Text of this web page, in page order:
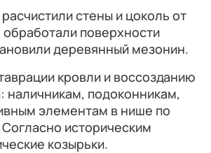
стены и цоколь от
поверхности
деревянный мезонин.
кровли и воссозданию
наличникам, подоконникам,
элементам в нише по
историческим
козырьки.